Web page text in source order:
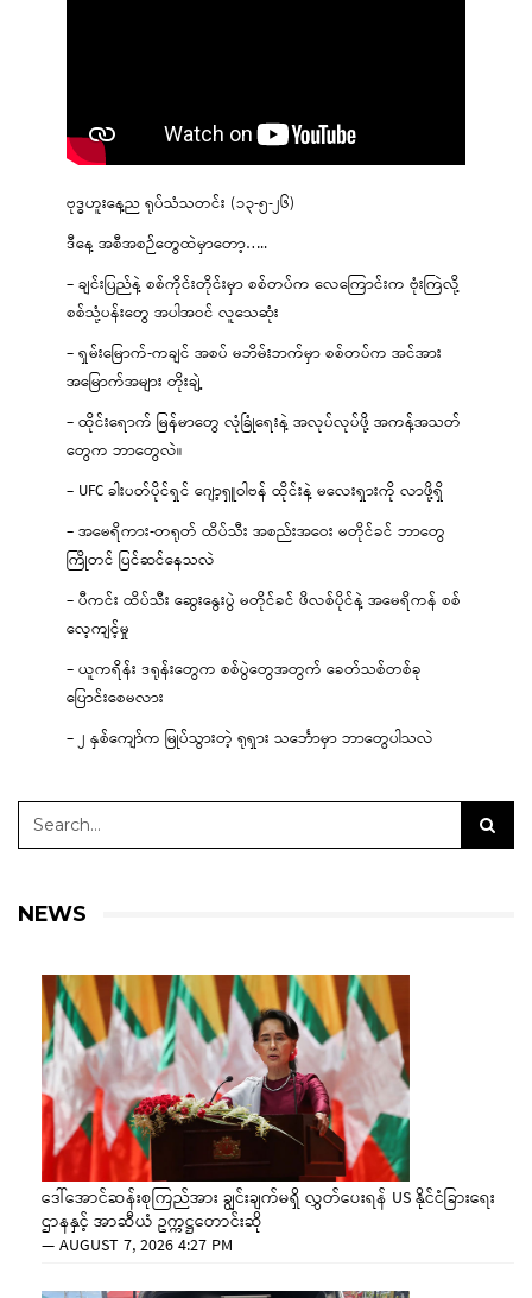
ဗုဒ္ဓဟူးနေ့ည ရုပ်သံသတင်း (၁၃-၅-၂၆)
ဒီနေ့ အစီအစဉ်တွေထဲမှာတော့…..
– ချင်းပြည်နဲ့ စစ်ကိုင်းတိုင်းမှာ စစ်တပ်က လေကြောင်းက ဗုံးကြဲလို့
စစ်သုံ့ပန်းတွေ အပါအဝင် လူသေဆုံး
– ရှမ်းမြောက်-ကချင် အစပ် မဘိမ်းဘက်မှာ စစ်တပ်က အင်အား
အမြောက်အများ တိုးချဲ့
– ထိုင်းရောက် မြန်မာတွေ လုံခြုံရေးနဲ့ အလုပ်လုပ်ဖို့ အကန့်အသတ်
တွေက ဘာတွေလဲ။
– UFC ခါးပတ်ပိုင်ရှင် ဂျော့ရှူဝါဗန် ထိုင်းနဲ့ မလေးရှားကို လာဖို့ရှိ
– အမေရိကား-တရုတ် ထိပ်သီး အစည်းအဝေး မတိုင်ခင် ဘာတွေ
ကြိုတင် ပြင်ဆင်နေသလဲ
– ပီကင်း ထိပ်သီး ဆွေးနွေးပွဲ မတိုင်ခင် ဖိလစ်ပိုင်နဲ့ အမေရိကန် စစ်
လေ့ကျင့်မှု
– ယူကရိန်း ဒရုန်းတွေက စစ်ပွဲတွေအတွက် ခေတ်သစ်တစ်ခု
ပြောင်းစေမလား
– ၂ နှစ်ကျော်က မြုပ်သွားတဲ့ ရုရှား သင်္ဘောမှာ ဘာတွေပါသလဲ
NEWS
ဒေါ်အောင်ဆန်းစုကြည်အား ချွင်းချက်မရှိ လွှတ်ပေးရန် US နိုင်ငံခြားရေး
ဌာနနှင့် အာဆီယံ ဥက္ကဋ္ဌတောင်းဆို
—AUGUST 7, 2026 4:27 PM